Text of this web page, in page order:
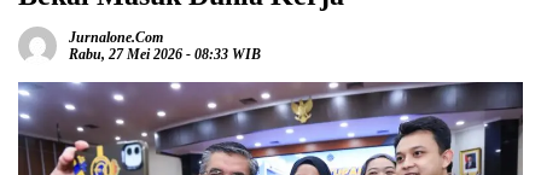
Jurnalone.com
Rabu, 27 Mei 2026 - 08:33 WIB